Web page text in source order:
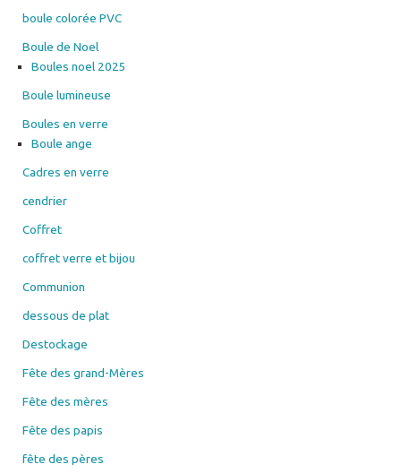
boule colorée PVC
Boule de Noel
Boules noel 2025
Boule lumineuse
Boules en verre
Boule ange
Cadres en verre
cendrier
Coffret
coffret verre et bijou
Communion
dessous de plat
Destockage
Fête des grand-Mères
Fête des mères
Fête des papis
fête des pères